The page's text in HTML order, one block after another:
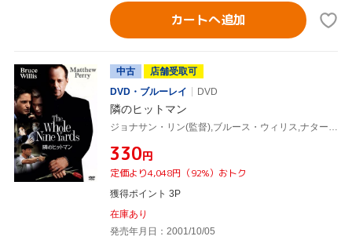
カートへ追加
中古
店舗受取可
DVD・ブルーレイ
DVD
隣のヒットマン
ジョナサン・リン(監督),ブルース・ウィリス,ナターシャ・ヘンストリッジ,マシュー・ペリー,マイケル・クラーク・ダンカン,ケヴィン・ポラック,ロザンナ・アークエット,ミッチェル・カプナー(脚本)
¥330円
定価より4,048円（92%）おトク
獲得ポイント 3P
在庫あり
発売年月日：2001/10/05